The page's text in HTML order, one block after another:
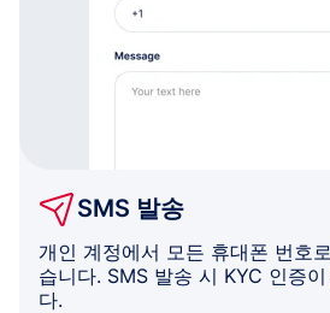
SMS 발송
개인 계정에서 모든 휴대폰 번호
습니다. SMS 발송 시 KYC 인증
다.